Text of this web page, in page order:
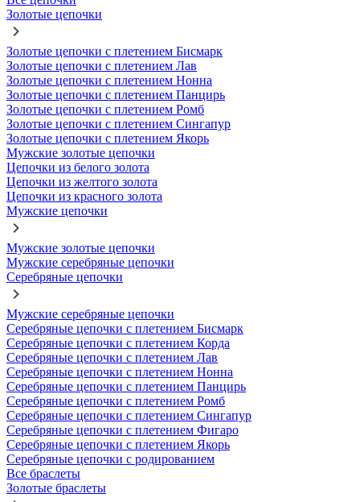
Золотые цепочки
Золотые цепочки с плетением Бисмарк
Золотые цепочки с плетением Лав
Золотые цепочки с плетением Нонна
Золотые цепочки с плетением Панцирь
Золотые цепочки с плетением Ромб
Золотые цепочки с плетением Сингапур
Золотые цепочки с плетением Якорь
Мужские золотые цепочки
Цепочки из белого золота
Цепочки из желтого золота
Цепочки из красного золота
Мужские цепочки
Мужские золотые цепочки
Мужские серебряные цепочки
Серебряные цепочки
Мужские серебряные цепочки
Серебряные цепочки с плетением Бисмарк
Серебряные цепочки с плетением Корда
Серебряные цепочки с плетением Лав
Серебряные цепочки с плетением Нонна
Серебряные цепочки с плетением Панцирь
Серебряные цепочки с плетением Ромб
Серебряные цепочки с плетением Сингапур
Серебряные цепочки с плетением Фигаро
Серебряные цепочки с плетением Якорь
Серебряные цепочки с родированием
Все браслеты
Золотые браслеты